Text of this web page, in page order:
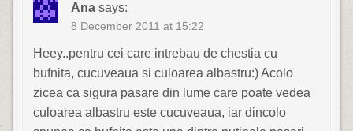
Ana says:
8 December 2011 at 15:22
Heey..pentru cei care intrebau de chestia cu
bufnita, cucuveaua si culoarea albastru:) Acolo
zicea ca sigura pasare din lume care poate vedea
culoarea albastru este cucuveaua, iar dincolo